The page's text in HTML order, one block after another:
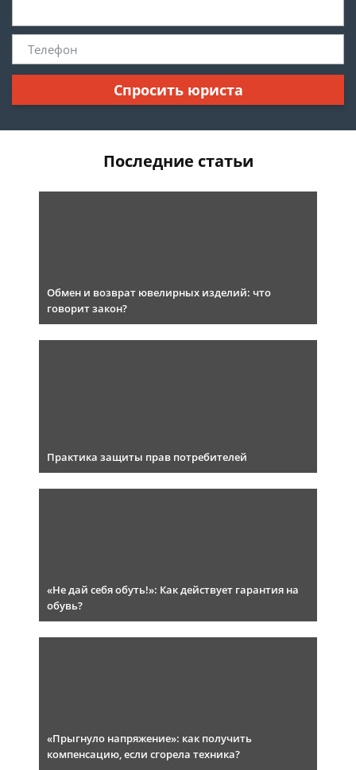
Спросить юриста
Последние статьи
Обмен и возврат ювелирных изделий: что
говорит закон?
Практика защиты прав потребителей
«Не дай себя обуть!»: Как действует гарантия на
обувь?
«Прыгнуло напряжение»: как получить
компенсацию, если сгорела техника?